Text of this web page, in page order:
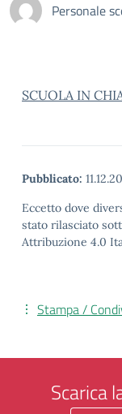
Personale
SCUOLA IN
Pubblicato:
Eccetto dove
stato rilasciato
Attribuzione 4.0
Stampa /
Scarica